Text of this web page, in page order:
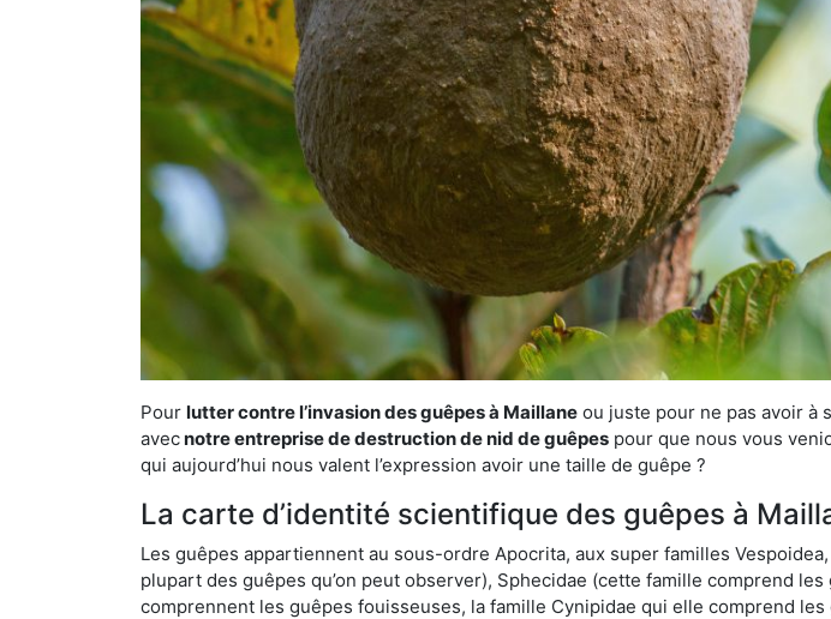
Pour lutter contre l’invasion des guêpes à Maillane ou juste pour ne pas avoir à
avecnotre entreprise de destruction de nid de guêpes pour que nous vous
qui aujourd’hui nous valent l’expression avoir une taille de guêpe ?
La carte d’identité scientifique des guêpes à
Les guêpes appartiennent au sous-ordre Apocrita, aux super familles
plupart des guêpes qu’on peut observer), Sphecidae (cette famille comprend
comprennent les guêpes fouisseuses, la famille Cynipidae qui elle comprend